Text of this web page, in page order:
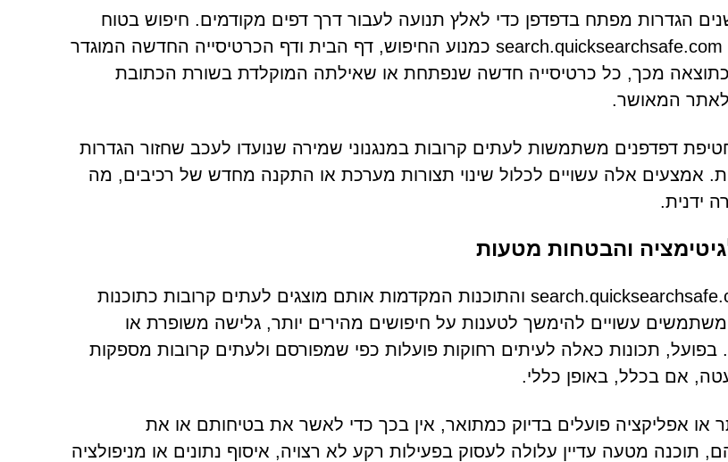
הגדרות מפתח בדפדפן כדי לאלץ תנועה לעבור דרך דפים מקודמים. חיפוש בטוח
מהיר מקצה את search.quicksearchsafe.com כמנוע החיפוש, דף הבית ודף הכרטיסייה החדשה המוגדר
מכך, כל כרטיסייה חדשה שנפתחת או שאילתה המוקלדת בשורת הכתובת
המאושר.
דפדפנים משתמשות לעתים קרובות במנגנוני שמירה שנועדו לעכב שחזור הגדרות
אמצעים אלה עשויים לכלול שינוי תצורות מערכת או התקנה מחדש של רכיבים, מה
ידנית.
והבטחות מטעות
אתרים כמו search.quicksearchsafe.com והתוכנות המקדמות אותם מוצגים לעתים קרובות כתוכנות
משתמשים עשויים להימשך לטענות על חיפושים מהירים יותר, גלישה משופרת או
בפועל, תכונות כאלה לעיתים רחוקות פועלות כפי שמפורסם ולעתים קרובות מספקות
אם בכלל, באופן כללי.
או אפליקציה פועלים בדיוק כמתואר, אין בכך כדי לאשר את בטיחותם או את
תוכנה מטעה עדיין עלולה לעסוק בפעילות רקע לא רצויה, איסוף נתונים או מניפולציה